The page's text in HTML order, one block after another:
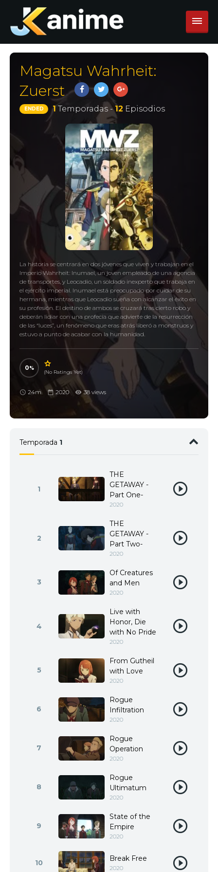
Magatsu Wahrheit:
Zuerst
ENDED 1 Temporadas -12 Episodios
La historia se centrará en dos jóvenes que viven y trabajan en el
Imperio Wahrheit: Inumael, un joven empleado de una agencia
de transportes, y Leocadio, un soldado inexperto que trabaja en
el ejército imperial. Inumael está preocupado por cuidar de su
hermana, mientras que Leocadio sueña con alcanzar el éxito en
su profesión. El destino de ambos se cruzará tras cierto robo y
deberán lidiar con una profecía que advierte de la resurrección
de las “luces”, un fenómeno que eras atrás liberó a monstruos y
estuvo a punto de acabar con la humanidad.
0
(No Ratings Yet)
24m 2020 38 views
Temporada 1
1
THE
GETAWAY -
Part One-
2020
2
THE
GETAWAY -
Part Two-
2020
3
Of Creatures
and Men
2020
4
Live with
Honor, Die
with No Pride
2020
5
From Gutheil
with Love
2020
6
Rogue
Infiltration
2020
7
Rogue
Operation
2020
8
Rogue
Ultimatum
2020
9
State of the
Empire
2020
10 Break Free
2020